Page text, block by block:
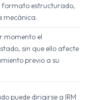
formato estructurado,
mecánica.
momento el
sin que ello afecte
previo a su
puede dirigirse a IRM